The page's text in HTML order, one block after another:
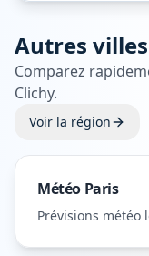
Autres
Comparez
Clichy.
Voir la région
Météo Paris
Prévisions météo